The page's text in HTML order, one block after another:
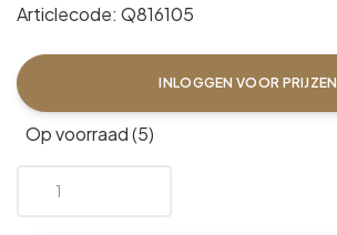
Articlecode: Q816105
INLOGGEN VOOR PRIJZEN
Op voorraad (5)